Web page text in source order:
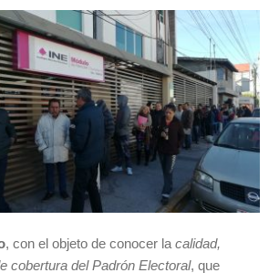
, con el objeto de conocer la calidad,
cobertura del Padrón Electoral, que